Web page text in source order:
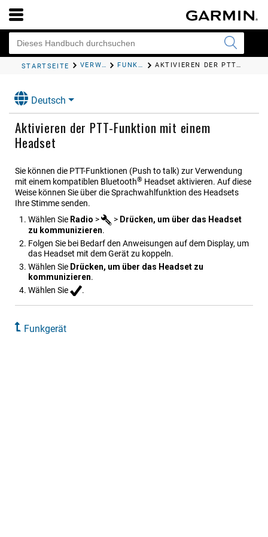
STARTSEITE VERWENDEN DER APPS FUNKGERÄT AKTIVIEREN DER PTT-FUNKTION MIT EINEM HEADSET
Deutsch
Aktivieren der PTT-Funktion mit einem
Headset
Sie können die PTT-Funktionen (Push to talk) zur Verwendung
mit einem kompatiblen Bluetooth® Headset aktivieren. Auf diese
Weise können Sie über die Sprachwahlfunktion des Headsets
Ihre Stimme senden.
Wählen Sie Radio > > Drücken, um über das Headset
zu kommunizieren.
Folgen Sie bei Bedarf den Anweisungen auf dem Display, um
das Headset mit dem Gerät zu koppeln.
Wählen Sie Drücken, um über das Headset zu
kommunizieren.
Wählen Sie
.
Funkgerät